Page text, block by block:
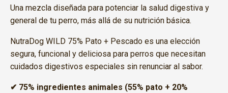
Una mezcla diseñada para potenciar la salud digestiva y
general de tu perro, más allá de su nutrición básica.
NutraDog WILD 75% Pato + Pescado es una elección
segura, funcional y deliciosa para perros que necesitan
cuidados digestivos especiales sin renunciar al sabor.
✔ 75% ingredientes animales (55% pato + 20%